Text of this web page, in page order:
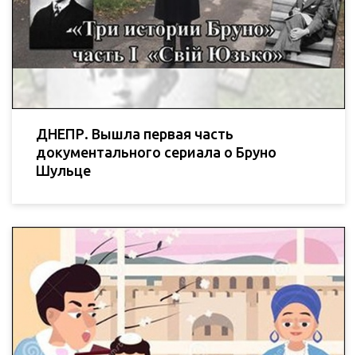
ДНЕПР. Вышла первая часть
документального сериала о Бруно
Шульце